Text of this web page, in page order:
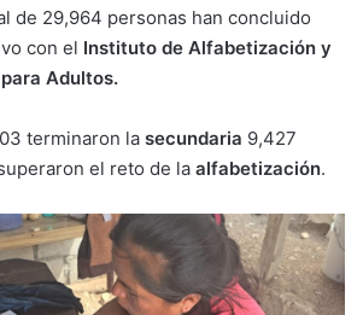
de 29,964 personas han concluido
con el Instituto de Alfabetización y
Adultos.
terminaron la secundaria 9,427
el reto de la alfabetización.